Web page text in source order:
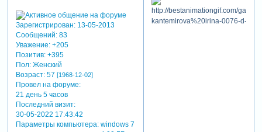
Зарегистрирован: 13-05-2013
Сообщений:83
Уважение: +205
Позитив: +395
Пол:Женский
Возраст:57 [1968-12-02]
Провел на форуме:
21 день 5 часов
Последний визит:
30-05-2022 17:43:42
Параметры компьютера:windows 7